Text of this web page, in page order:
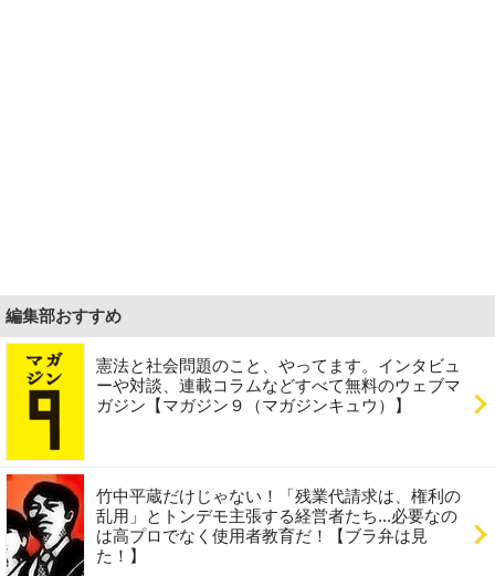
編集部おすすめ
憲法と社会問題のこと、やってます。インタビュ
ーや対談、連載コラムなどすべて無料のウェブマ
ガジン【マガジン９（マガジンキュウ）】
竹中平蔵だけじゃない！「残業代請求は、権利の
乱用」とトンデモ主張する経営者たち...必要なの
は高プロでなく使用者教育だ！【ブラ弁は見
た！】